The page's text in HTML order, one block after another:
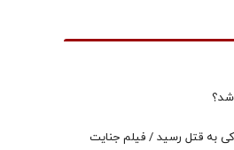
به قتل رسید / فیلم جنایت